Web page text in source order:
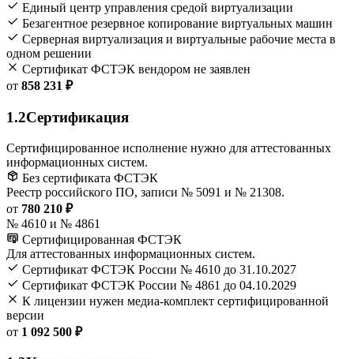
Единый центр управления средой виртуализации
Безагентное резервное копирование виртуальных машин
Серверная виртуализация и виртуальные рабочие места в
одном решении
Сертификат ФСТЭК вендором не заявлен
от 858 231 ₽
1.2Сертификация
Сертифицированное исполнение нужно для аттестованных
информационных систем.
Без сертификата ФСТЭК
Реестр российского ПО, записи № 5091 и № 21308.
от 780 210 ₽
№ 4610 и № 4861
Сертифицированная ФСТЭК
Для аттестованных информационных систем.
Сертификат ФСТЭК России № 4610 до 31.10.2027
Сертификат ФСТЭК России № 4861 до 04.10.2029
К лицензии нужен медиа-комплект сертифицированной
версии
от 1 092 500 ₽